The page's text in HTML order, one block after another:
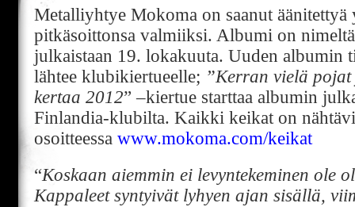
Metalliyhtye Mokoma on saanut äänitettyä
pitkäsoittonsa valmiiksi. Albumi on
julkaistaan 19. lokakuuta. Uuden albumin
lähtee klubikiertueelle; ”Kerran vielä
kertaa 2012” –kiertue starttaa albumin
Finlandia-klubilta. Kaikki keikat on
osoitteessa www.mokoma.com/keikat
“Koskaan aiemmin ei levyntekeminen ole
Kappaleet syntyivät lyhyen ajan sisällä,